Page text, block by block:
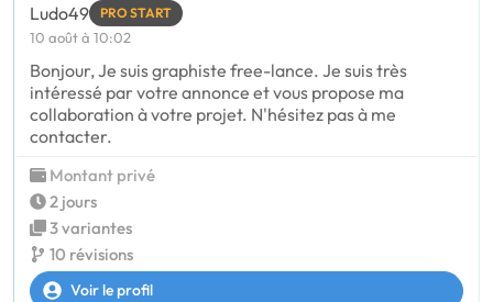
Ludo49 PRO START
10 août à 10:02
Bonjour, Je suis graphiste free-lance. Je suis très
intéressé par votre annonce et vous propose ma
collaboration à votre projet. N'hésitez pas à me
contacter.
Montant privé
2 jours
3 variantes
10 révisions
Voir le profil